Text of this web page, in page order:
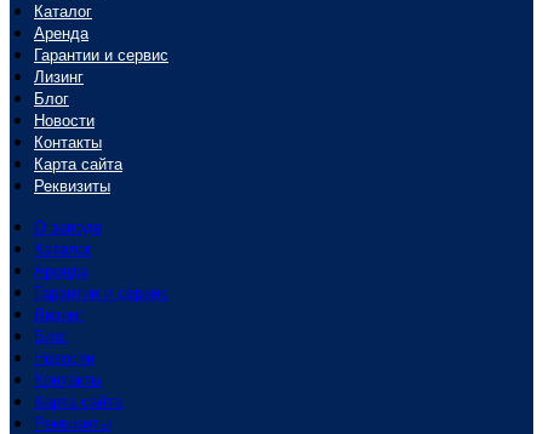
Каталог
Аренда
Гарантии и сервис
Лизинг
Блог
Новости
Контакты
Карта сайта
Реквизиты
О заводе
Каталог
Аренда
Гарантии и сервис
Лизинг
Блог
Новости
Контакты
Карта сайта
Реквизиты